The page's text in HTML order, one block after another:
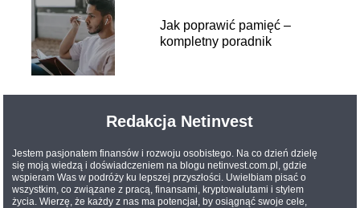
Jak poprawić pamięć –
kompletny poradnik
Redakcja Netinvest
Jestem pasjonatem finansów i rozwoju osobistego. Na co dzień dzielę
się moją wiedzą i doświadczeniem na blogu netinvest.com.pl, gdzie
wspieram Was w podróży ku lepszej przyszłości. Uwielbiam pisać o
wszystkim, co związane z pracą, finansami, kryptowalutami i stylem
życia. Wierzę, że każdy z nas ma potencjał, by osiągnąć swoje cele,